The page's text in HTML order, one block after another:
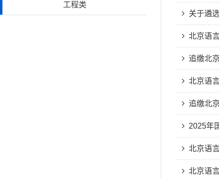
工程类
关于遴
北京语
追缴北
北京语
追缴北
2025年
北京语
北京语